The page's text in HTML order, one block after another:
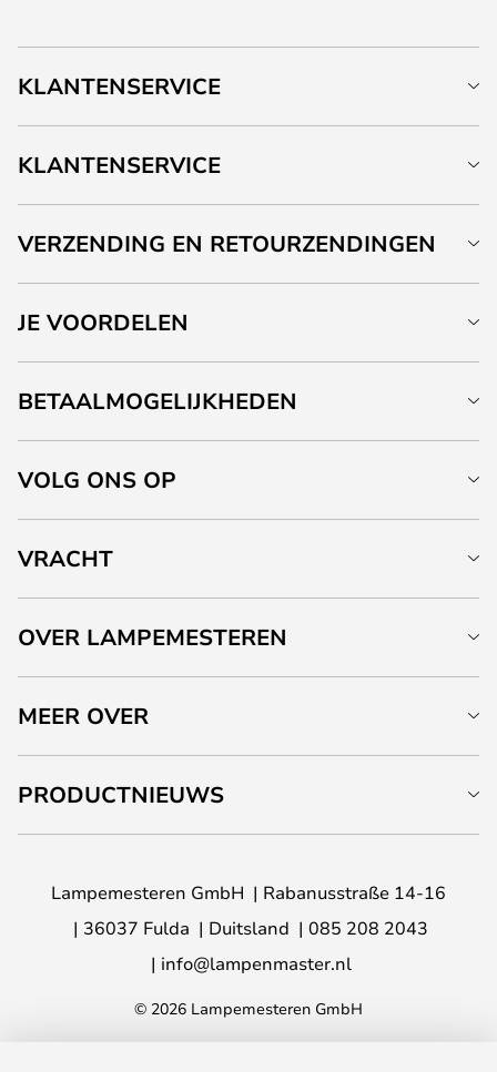
KLANTENSERVICE
KLANTENSERVICE
VERZENDING EN RETOURZENDINGEN
JE VOORDELEN
BETAALMOGELIJKHEDEN
VOLG ONS OP
VRACHT
OVER LAMPEMESTEREN
MEER OVER
PRODUCTNIEUWS
Lampemesteren GmbH
Rabanusstraße 14-16
36037 Fulda
Duitsland
085 208 2043
info@lampenmaster.nl
© 2026 Lampemesteren GmbH